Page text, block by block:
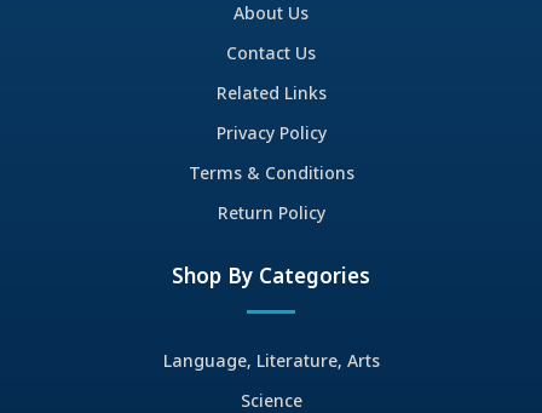
About Us
Contact Us
Related Links
Privacy Policy
Terms & Conditions
Return Policy
Shop By Categories
Language, Literature, Arts
Science